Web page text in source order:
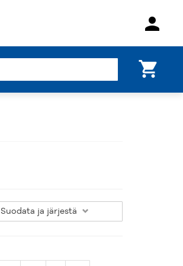
person
shopping_cart
Suodata ja järjestä